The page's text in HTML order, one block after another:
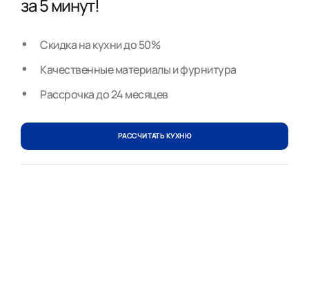
за 5 минут!
Скидка на кухни до 50%
Качественные материалы и фурнитура
Рассрочка до 24 месяцев
РАССЧИТАТЬ КУХНЮ